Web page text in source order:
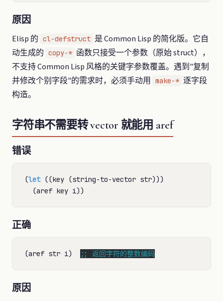
原因
Elisp 的 cl-defstruct 是 Common Lisp 的简化版。它自
动生成的 copy-* 函数只接受一个参数（原始 struct），
不支持 Common Lisp 风格的关键字参数覆盖。遇到"复制
并修改个别字段"的需求时，必须手动用
make-* 逐字段
构造。
字符串不需要转 vector 就能用 aref
错误
(let ((key (string-to-vector str)))
正确
(aref str i) ;; 返回字符的整数编码
原因